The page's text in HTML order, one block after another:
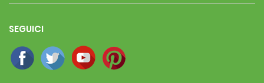
SEGUICI